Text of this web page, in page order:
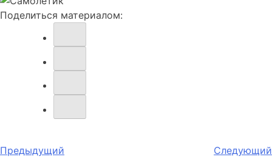
Поделиться материалом:
Навигация
Предыдущий Следующий